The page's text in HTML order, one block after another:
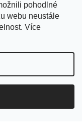
pohodlné
webu neustále
Více